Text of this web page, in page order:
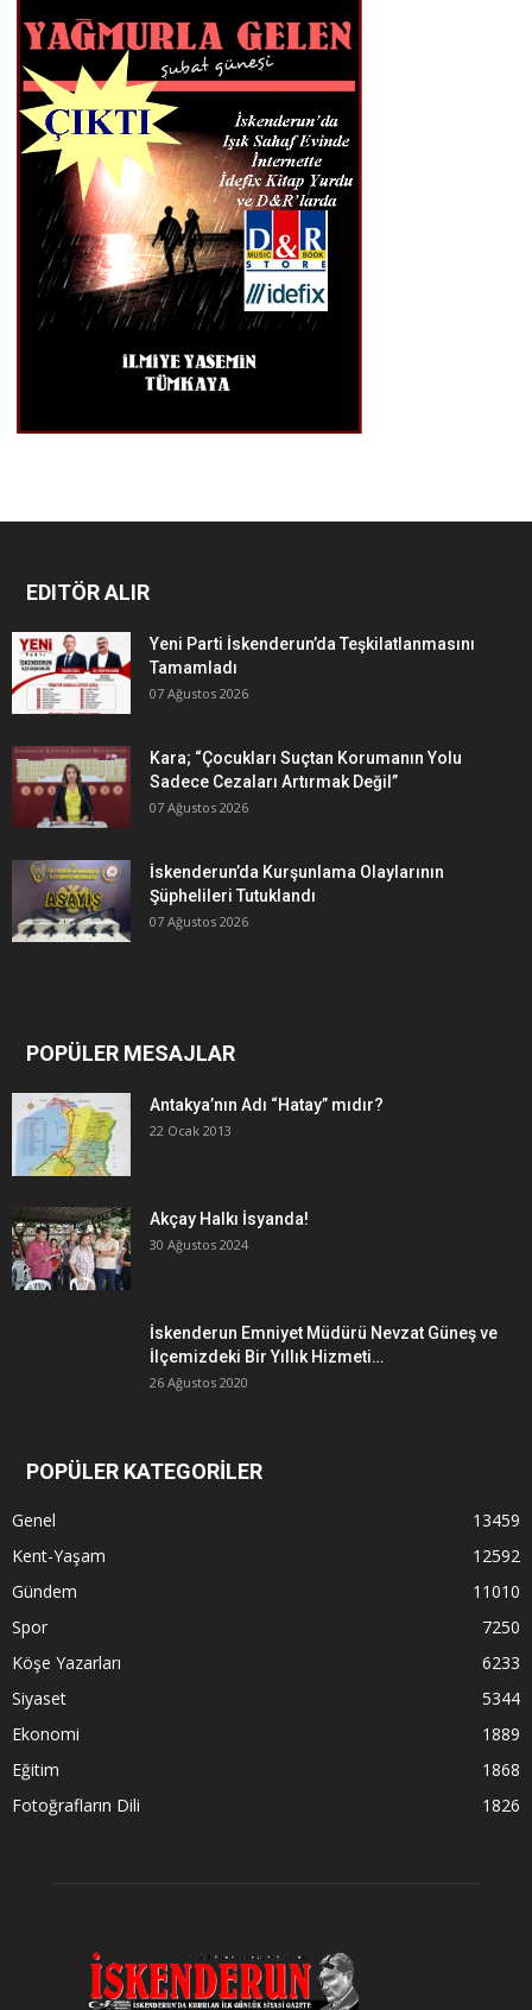
EDITÖR ALIR
Yeni Parti İskenderun’da Teşkilatlanmasını
Tamamladı
07 Ağustos 2026
Kara; “Çocukları Suçtan Korumanın Yolu
Sadece Cezaları Artırmak Değil”
07 Ağustos 2026
İskenderun’da Kurşunlama Olaylarının
Şüphelileri Tutuklandı
07 Ağustos 2026
POPÜLER MESAJLAR
Antakya’nın Adı “Hatay” mıdır?
22 Ocak 2013
Akçay Halkı İsyanda!
30 Ağustos 2024
İskenderun Emniyet Müdürü Nevzat Güneş ve
İlçemizdeki Bir Yıllık Hizmeti…
26 Ağustos 2020
POPÜLER KATEGORİLER
Genel
13459
Kent-Yaşam
12592
Gündem
11010
Spor
7250
Köşe Yazarları
6233
Siyaset
5344
Ekonomi
1889
Eğitim
1868
Fotoğrafların Dili
1826